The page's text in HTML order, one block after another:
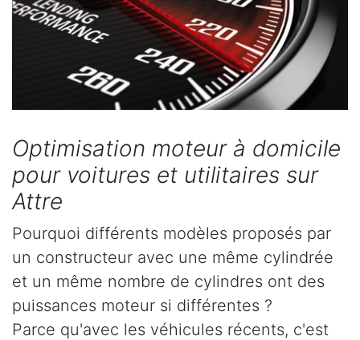
Optimisation moteur à domicile
pour voitures et utilitaires sur
Attre
Pourquoi différents modèles proposés par
un constructeur avec une même cylindrée
et un même nombre de cylindres ont des
puissances moteur si différentes ?
Parce qu'avec les véhicules récents, c'est